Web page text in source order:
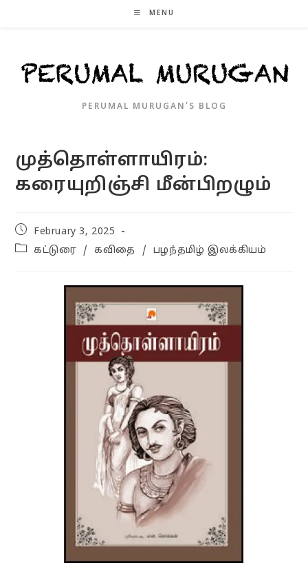
MENU
PERUMAL MURUGAN'S BLOG
முத்தொள்ளாயிரம்:
கரையுறிஞ்சி மீன்பிறழும்
Post
published:
February 3, 2025
Postகட்டுரை / கவிதை / பழந்தமிழ் இலக்கியம்